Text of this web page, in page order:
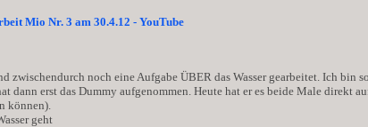
Mio Nr. 3 am 30.4.12 - YouTube
zwischendurch noch eine Aufgabe ÜBER das Wasser gearbeitet. Ich bin
dann erst das Dummy aufgenommen. Heute hat er es beide Male direkt
können).
geht